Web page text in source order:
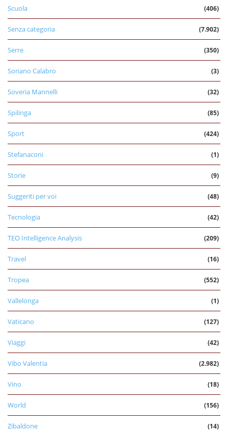
Scuola (406)
Senza categoria (7.902)
Serre (350)
Soriano Calabro (3)
Soveria Mannelli (32)
Spilinga (85)
Sport (424)
Stefanaconi (1)
Storie (9)
Suggeriti per voi (48)
Tecnologia (42)
TEO Intelligence Analysis (209)
Travel (16)
Tropea (552)
Vallelonga (1)
Vaticano (127)
Viaggi (42)
Vibo Valentia (2.982)
Vino (18)
World (156)
Zibaldone (14)